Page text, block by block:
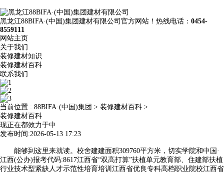
黑龙江88BIFA·(中国)集团建材有限公司官方网站！热线电话： 0454-
8559111
网站主页
关于我们
装修建材知识
装修建材百科
联系我们
当前位置 : 88BIFA·(中国)集团 > 装修建材百科 >
装修建材百科
现正在都效力于中
发布时间:2026-05-13 17:23
能够到这里来就读。校舍建建面积309760平方米，切实学院和中国·
江西(公办)报考代码:8617江西省“双高打算”扶植单元教育部、住建部扶植
行业技术型紧缺人才示范性培育培训江西省优良专科高档职业院校江西省